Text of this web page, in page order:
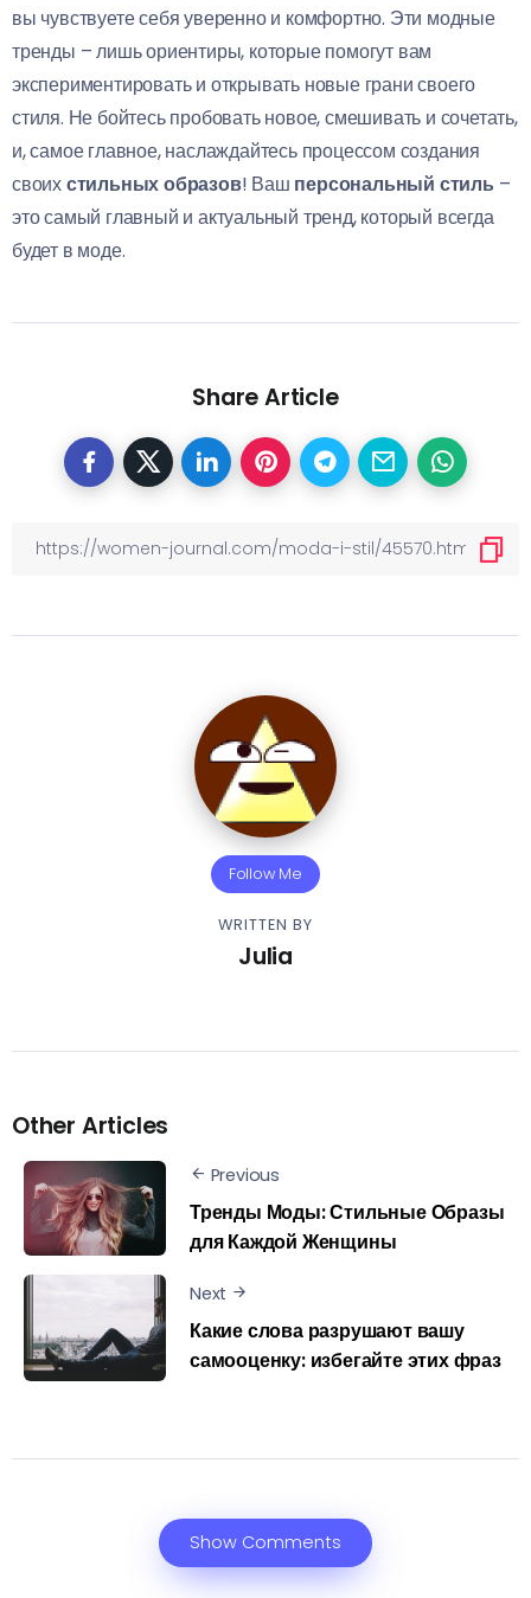
вы чувствуете себя уверенно и комфортно. Эти модные
тренды – лишь ориентиры, которые помогут вам
экспериментировать и открывать новые грани своего
стиля. Не бойтесь пробовать новое, смешивать и сочетать,
и, самое главное, наслаждайтесь процессом создания
своихстильных образов! Ваш персональный стиль –
это самый главный и актуальный тренд, который всегда
будет в моде.
Share Article
Follow Me
WRITTEN BY
Julia
Other Articles
Previous
Тренды Моды: Стильные Образы
для Каждой Женщины
Next
Какие слова разрушают вашу
самооценку: избегайте этих фраз
Show Comments